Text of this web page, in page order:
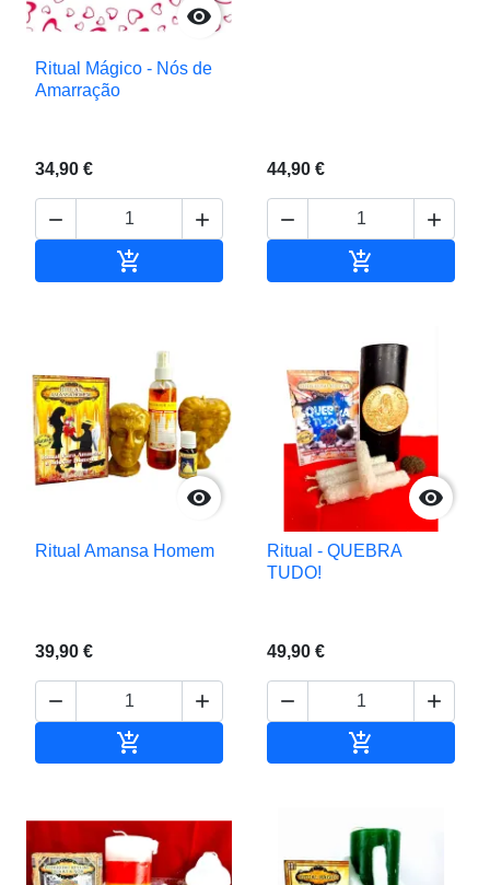

Ritual Mágico - Nós de
Amarração
34,90 €
 

44,90 €
 


Ritual Amansa Homem
39,90 €
 


Ritual - QUEBRA
TUDO!
49,90 €
 
